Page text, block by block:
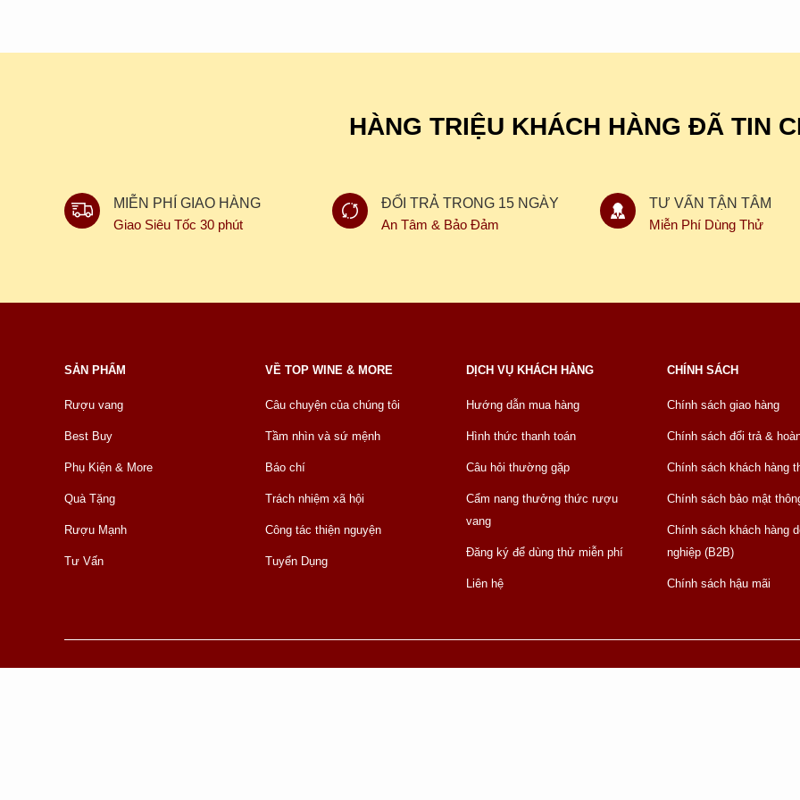
HÀNG TRIỆU KHÁCH HÀNG ĐÃ TIN
MIỄN PHÍ GIAO HÀNG
Giao Siêu Tốc 30 phút
ĐỔI TRẢ TRONG 15 NGÀY
An Tâm & Bảo Đảm
TƯ VẤN TẬN TÂM
Miễn Phí Dùng Thử
SẢN PHẨM
Rượu vang
Best Buy
Phụ Kiện & More
Quà Tặng
Rượu Mạnh
Tư Vấn
VỀ TOP WINE & MORE
Câu chuyện của chúng tôi
Tầm nhìn và sứ mệnh
Báo chí
Trách nhiệm xã hội
Công tác thiện nguyện
Tuyển Dụng
DỊCH VỤ KHÁCH HÀNG
Hướng dẫn mua hàng
Hình thức thanh toán
Câu hỏi thường gặp
Cẩm nang thưởng thức rượu
vang
Đăng ký để dùng thử miễn phí
Liên hệ
CHÍNH SÁCH
Chính sách giao hàng
Chính sách đổi trả &
Chính sách khách hàng
Chính sách bảo mật
Chính sách khách hàng
nghiệp (B2B)
Chính sách hậu mãi